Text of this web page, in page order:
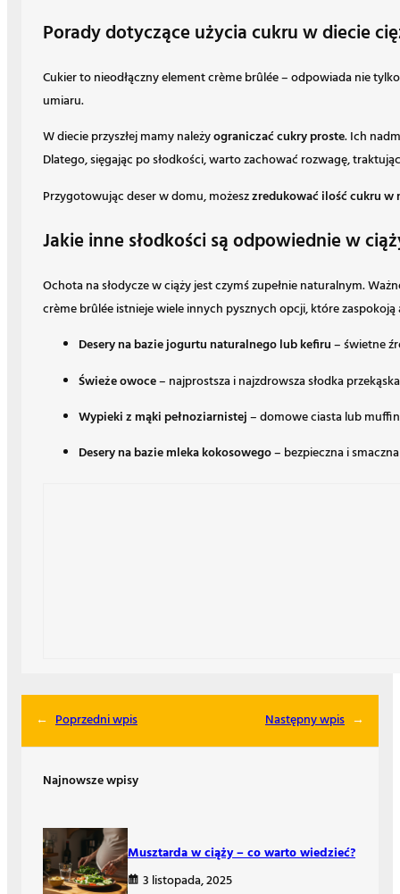
Porady dotyczące użycia cukru w diecie
Cukier to nieodłączny element crème brûlée – odpowiada nie
umiaru.
W diecie przyszłej mamy należyograniczać cukry proste. Ich
Dlatego, sięgając po słodkości, warto zachować rozwagę,
Przygotowując deser w domu, możeszzredukować ilość cukru w
Jakie inne słodkości są odpowiednie w
Ochota na słodycze w ciąży jest czymś zupełnie naturalnym.
crème brûlée istnieje wiele innych pysznych opcji, które
Desery na bazie jogurtu naturalnego lub kefiru– świetne
Świeże owoce– najprostsza i najzdrowsza słodka
Wypieki z mąki pełnoziarnistej– domowe ciasta lub
Desery na bazie mleka kokosowego– bezpieczna i
← Poprzedni wpis Następny wpis →
Najnowsze wpisy
Musztarda w ciąży – co warto wiedzieć?
3 listopada, 2025